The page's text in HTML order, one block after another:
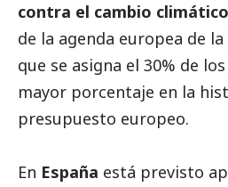
contra el cambio climático
de la agenda europea de
que se asigna el 30% de
mayor porcentaje en la
presupuesto europeo.
En España está previsto